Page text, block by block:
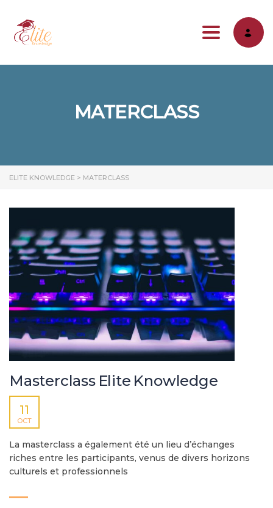
Toggle
MATERCLASS
ELITE KNOWLEDGE > MATERCLASS
Masterclass Elite Knowledge
11
OCT
La masterclass a également été un lieu d’échanges
riches entre les participants, venus de divers horizons
culturels et professionnels